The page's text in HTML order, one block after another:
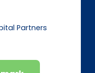
Partners